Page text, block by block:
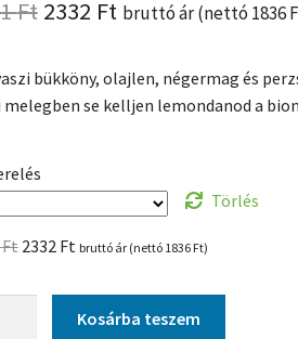
Ft Original
was:
2332 FtCurrent
is:
bruttó ár (nettó 1836
bükköny, olajlen, négermag és
melegben se kelljen lemondanod a
Törlés
Ft Original
was:
2332 FtCurrent
is:
2332 Ft.
bruttó ár (nettó 1836 Ft)
Kosárba teszem